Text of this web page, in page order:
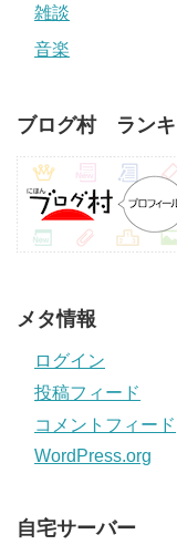
雑談
音楽
ブログ村 ラン
メタ情報
ログイン
投稿フィード
コメントフィード
WordPress.org
自宅サーバー